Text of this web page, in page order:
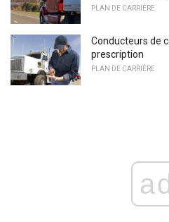
PLAN DE CARRIÈRE
Conducteurs de
prescription
PLAN DE CARRIÈRE